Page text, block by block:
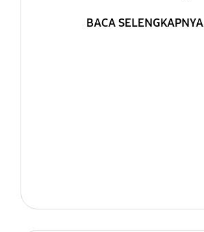
BACA SELENGKAPNYA